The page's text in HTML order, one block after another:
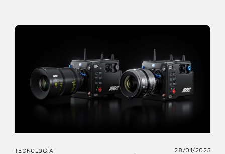
TECNOLOGÍA 28/01/2025